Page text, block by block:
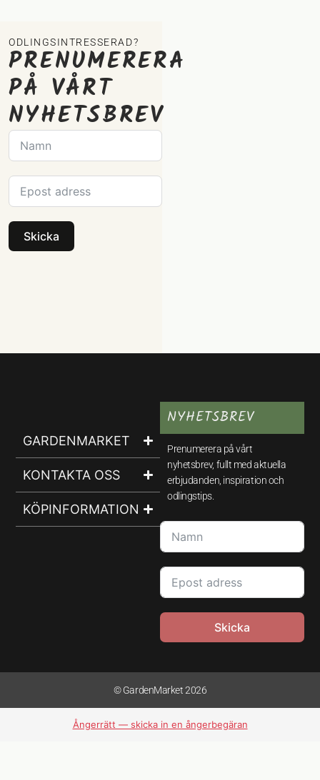
ODLINGSINTRESSERAD?
PRENUMERERA
PÅ VÅRT
NYHETSBREV
Skicka
GARDENMARKET
KONTAKTA OSS
KÖPINFORMATION
NYHETSBREV
Prenumerera på vårt
nyhetsbrev, fullt med aktuella
erbjudanden, inspiration och
odlingstips.
Skicka
© GardenMarket 2026
Ångerrätt — skicka in en ångerbegäran